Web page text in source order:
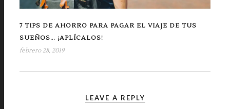
7 TIPS DE AHORRO PARA PAGAR EL VIAJE DE TUS
SUEÑOS… ¡APLÍCALOS!
febrero 28, 2019
LEAVE A REPLY